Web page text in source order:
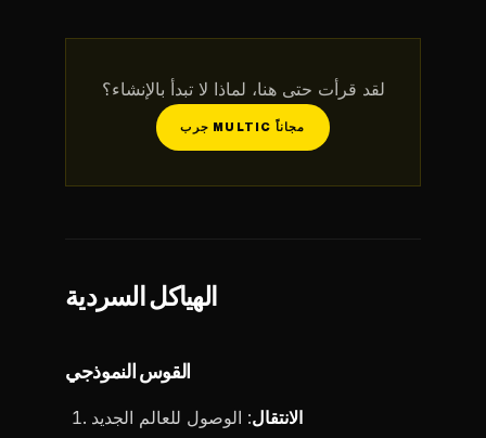
لقد قرأت حتى هنا، لماذا لا تبدأ بالإنشاء؟
جرب MULTIC مجاناً
الهياكل السردية
القوس النموذجي
الانتقال: الوصول للعالم الجديد